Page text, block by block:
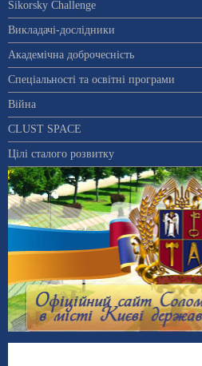
Sikorsky Challenge
Викладачі-дослідники
Академічна доброчесність
Спеціальності та освітні програми
Війна
CLUST SPACE
Цілі сталого розвитку